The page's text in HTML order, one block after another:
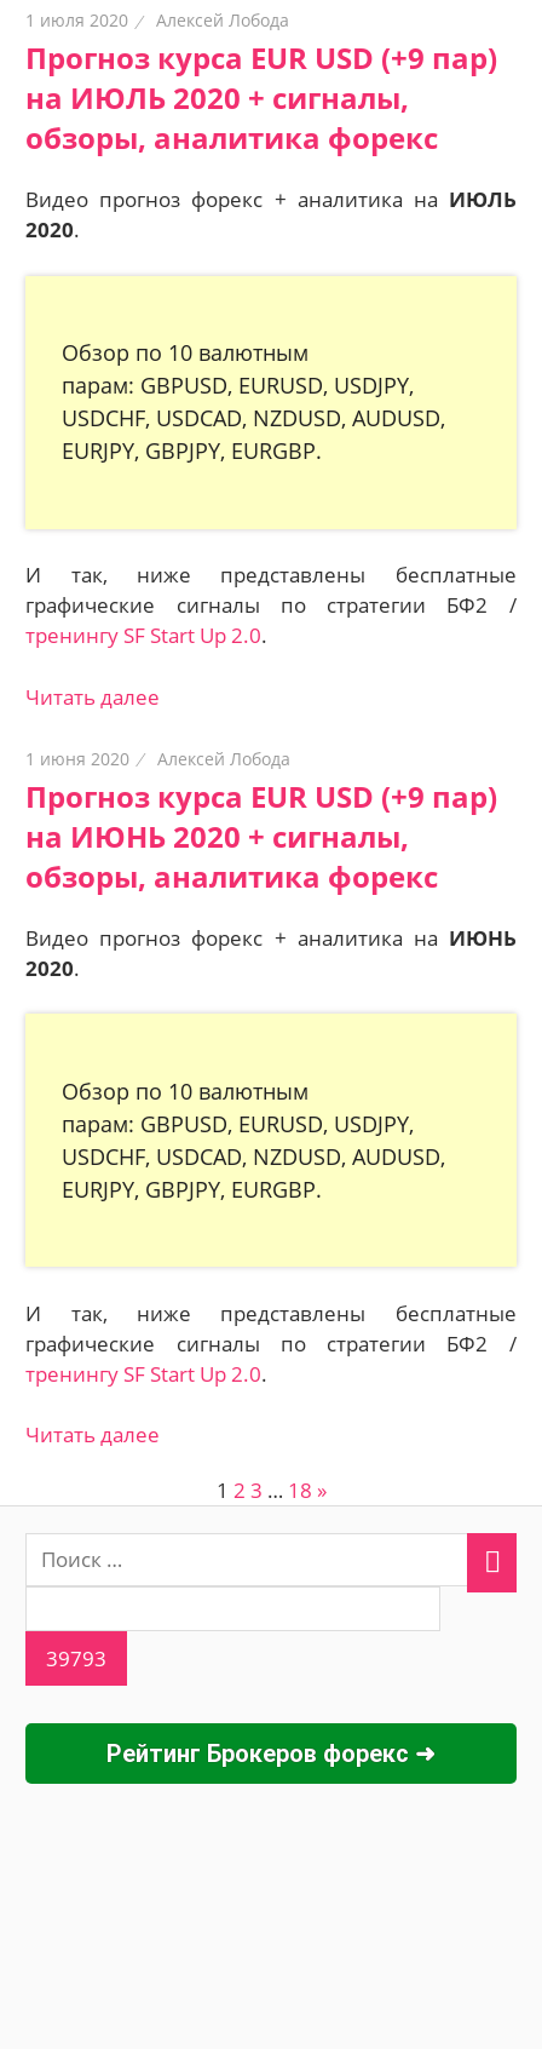
1 июля 2020 Алексей Лобода
Прогноз курса EUR USD (+9 пар)
на ИЮЛЬ 2020 + сигналы,
обзоры, аналитика форекс
Видео прогноз форекс + аналитика на ИЮЛЬ
2020.
Обзор по 10 валютным
парам: GBPUSD, EURUSD, USDJPY,
USDCHF, USDCAD, NZDUSD, AUDUSD,
EURJPY, GBPJPY, EURGBP.
И так, ниже представлены бесплатные
графические сигналы по стратегии БФ2 /
тренингу SF Start Up 2.0.
Читать далее
1 июня 2020 Алексей Лобода
Прогноз курса EUR USD (+9 пар)
на ИЮНЬ 2020 + сигналы,
обзоры, аналитика форекс
Видео прогноз форекс + аналитика на ИЮНЬ
2020.
Обзор по 10 валютным
парам: GBPUSD, EURUSD, USDJPY,
USDCHF, USDCAD, NZDUSD, AUDUSD,
EURJPY, GBPJPY, EURGBP.
И так, ниже представлены бесплатные
графические сигналы по стратегии БФ2 /
тренингу SF Start Up 2.0.
Читать далее
Пагинация
записей
1 2 3 … 18 След.
»
Рейтинг Брокеров форекс ➜